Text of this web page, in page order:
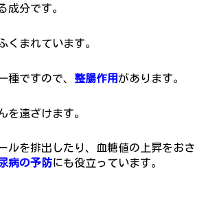
成分です。
くまれています。
種ですので、 整腸作用 があります。
を遠ざけます。
ルを排出 したり、
血糖値の上昇をおさ
病の予防にも役立っています。